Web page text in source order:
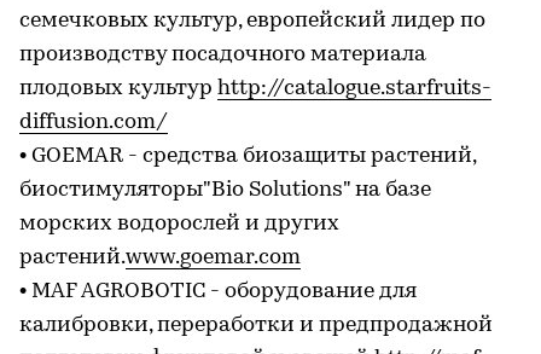
семечковых культур, европейский лидер по
производству посадочного материала
плодовых культур http://catalogue.starfruits-
diffusion.com/
• GOEMAR - средства биозащиты растений,
биостимуляторы"Bio Solutions" на базе
морских водорослей и других
растений.www.goemar.com
• MAF AGROBOTIC - оборудование для
калибровки, переработки и предпродажной